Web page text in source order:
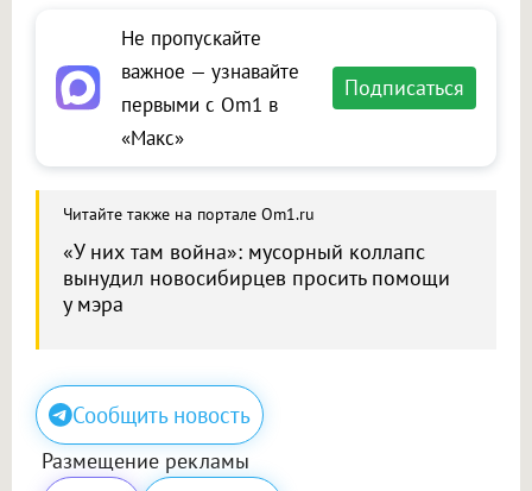
Не пропускайте
важное — узнавайте
первыми с Om1 в
«Макс»
Подписаться
Читайте также на портале Om1.ru
«У них там война»: мусорный коллапс
вынудил новосибирцев просить помощи
у мэра
Сообщить новость
Размещение рекламы